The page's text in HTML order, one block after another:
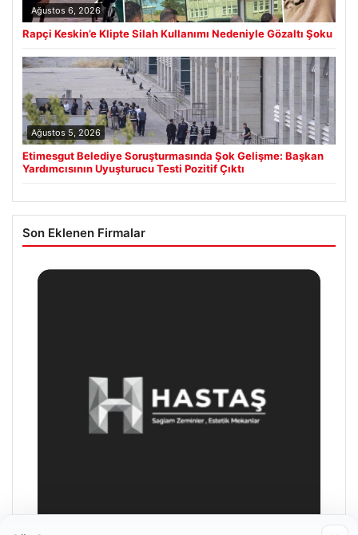
Ağustos 6, 2026
Rapçi Keskin’e Klipte Silah Kullanımı Nedeniyle Gözaltı Şoku
Ağustos 5, 2026
Etimesgut Belediye Soruşturmasında Şok Gelişme: Başkan
Yardımcısının Uyuşturucu Testi Pozitif Çıktı
Son Eklenen Firmalar